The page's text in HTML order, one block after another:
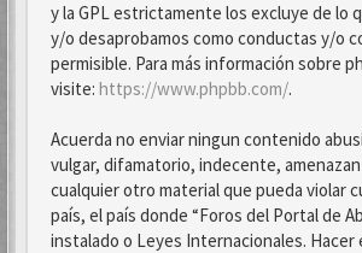
y la GPL estrictamente los excluye de lo
y/o desaprobamos como conductas y/o
permisible. Para más información sobre
visite: https://www.phpbb.com/.
Acuerda no enviar ningun contenido
vulgar, difamatorio, indecente,
cualquier otro material que pueda violar
país, el país donde “Foros del Portal de
instalado o Leyes Internacionales. Hacer